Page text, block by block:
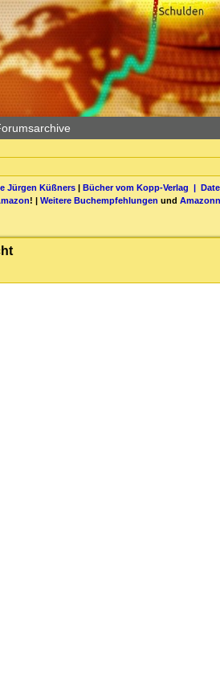
Jürgen Küßners| Bücher vom Kopp-Verlag |
! | Weitere Buchempfehlungen und